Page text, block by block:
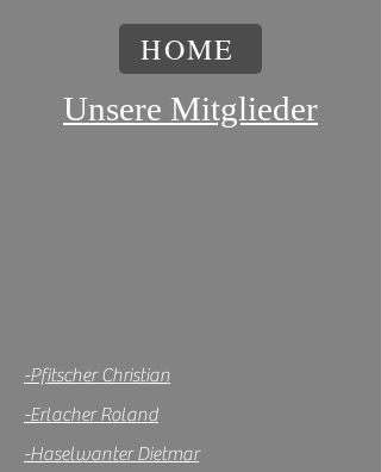
HOME
Unsere Mitglieder
-Pfitscher Christian
-Erlacher Roland
-Haselwanter Dietmar